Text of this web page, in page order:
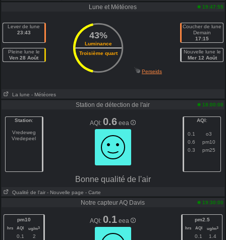
Lune et Météores 19:47:55
Lever de lune
23:43
Pleine lune le
Ven 28 Août
43%
Luminance
Troisième quart
Coucher de lune
Demain
17:15
Nouvelle lune le
Mer 12 Août
Perseids
La lune - Météores
Station de détection de l'air 18:00:00
Station:
Vredeweg
Vredepeel
AQI:0.6 eea AQI:
0.1
o3
0.6
pm10
0.3
pm25
Bonne qualité de l'air
Qualité de l'air - Nouvelle page - Carte
Notre capteur AQ Davis 19:30:00
pm10
hrs AQI ug/m3
0.1 2
AQI:0.1 eea pm2.5
hrs AQI ug/m3
0.1 1.4